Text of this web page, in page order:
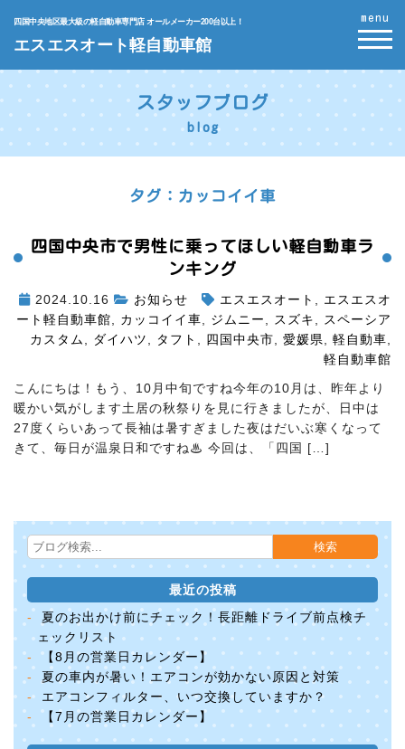
四国中央地区最大級の軽自動車専門店 オールメーカー200台以上！
エスエスオート軽自動車館
menu
スタッフブログ
blog
タグ：カッコイイ車
四国中央市で男性に乗ってほしい軽自動車ラ
ンキング
2024.10.16 お知らせ エスエスオート
エスエスオ
ート軽自動車館
カッコイイ車 ジムニー スズキ
スペーシア
カスタム
ダイハツ タフト 四国中央市 愛媛県 軽自動車
軽自動車館
こんにちは！もう、10月中旬ですね今年の10月は、昨年より
暖かい気がします土居の秋祭りを見に行きましたが、日中は
27度くらいあって長袖は暑すぎました夜はだいぶ寒くなって
きて、毎日が温泉日和ですね♨ 今回は、「四国 […]
最近の投稿
夏のお出かけ前にチェック！長距離ドライブ前点検チ
ェックリスト
【8月の営業日カレンダー】
夏の車内が暑い！エアコンが効かない原因と対策
エアコンフィルター、いつ交換していますか？
【7月の営業日カレンダー】